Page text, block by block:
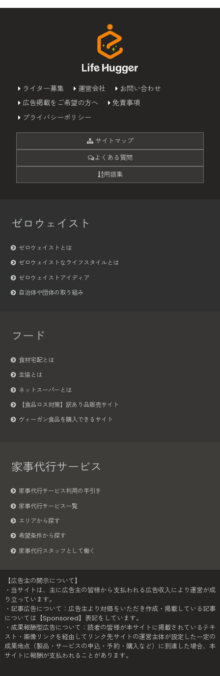
ライター募集 運営会社
お問い合わせ
広告掲載をご希望の方へ
免責事項
プライバシーポリシー
サイトマップ
よくある質問
用語集
ゼロウェイスト
ゼロウェイストとは
ゼロウェイストなライフスタイルとは
ゼロウェイストアイディア
自治体や団体の取り組み
フード
食材宅配とは
生協とは
ネットスーパーとは
【食品ロス対策】訳あり品販売サイト
ヴィーガン食品を購入できるサイト
家事代行サービス
家事代行サービス利用の手引き
家事代行サービス一覧
エリアから探す
希望条件から探す
家事代行スタッフとして働く
【広告主の開示について】
・当サイトは、主に広告主の皆様から支払われる広告収入により運営が成
り立っています。
・記事広告について：広告主より対価をいただき作成・掲載している記事
については【Sponsored】表記をしています。
・成果報酬型広告について：読者の皆様が本サイトに掲載されているテキ
スト・画像リンクを経由してリンク先サイトの運営主体が設定した一定の
成果地点（製品・サービスの申込・予約・購入など）に到達した場合、本
サイトに報酬が支払われることがあります。